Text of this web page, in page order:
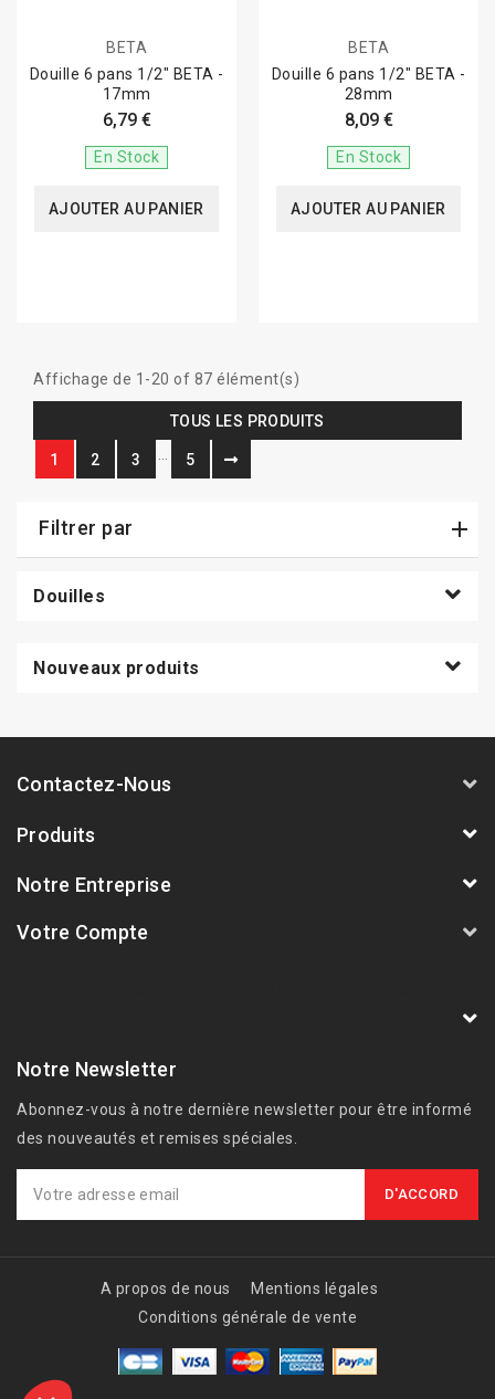
BETA
Douille 6 pans 1/2" BETA -
17mm
6,79 €
En Stock
AJOUTER AU PANIER
BETA
Douille 6 pans 1/2" BETA -
28mm
8,09 €
En Stock
AJOUTER AU PANIER
Affichage de 1-20 of 87 élément(s)
TOUS LES PRODUITS
1 2 3 5
Filtrer par
Douilles
Nouveaux produits
Contactez-Nous
Produits
Notre Entreprise
Votre Compte
Notre Newsletter
Abonnez-vous à notre dernière newsletter pour être informé
des nouveautés et remises spéciales.
A propos de nous
Mentions légales
Conditions générale de vente